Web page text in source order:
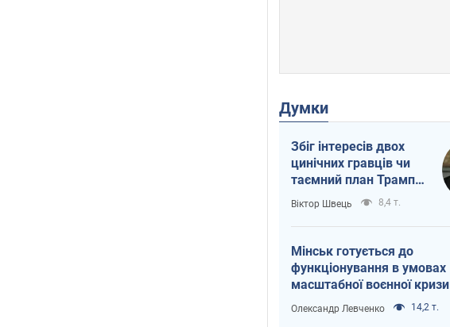
Думки
Збіг інтересів двох
цинічних гравців чи
таємний план Трампа
і Путіна?
Віктор Швець 8,4 т.
Мінськ готується до
функціонування в умовах
масштабної воєнної кризи
Олександр Левченко 14,2 т.